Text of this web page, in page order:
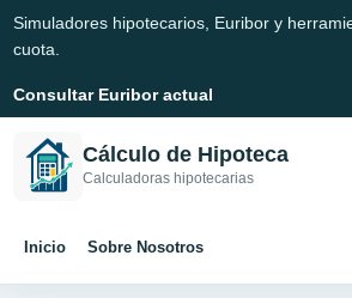
Simuladores hipotecarios, Euribor y
cuota.
Consultar Euribor actual
Cálculo de Hipoteca
Calculadoras hipotecarias
Inicio Sobre Nosotros